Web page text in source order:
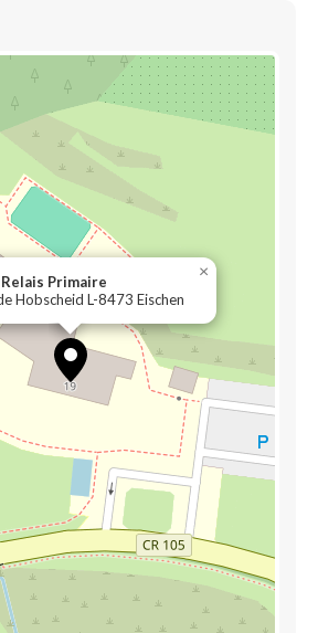
Primaire
Hobscheid L-8473 Eischen
×